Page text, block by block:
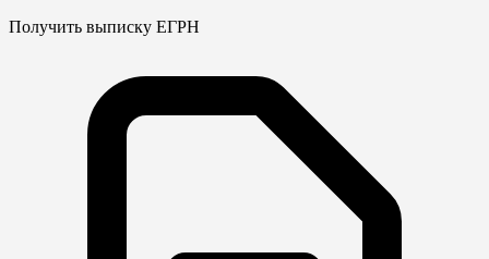
Получить выписку ЕГРН